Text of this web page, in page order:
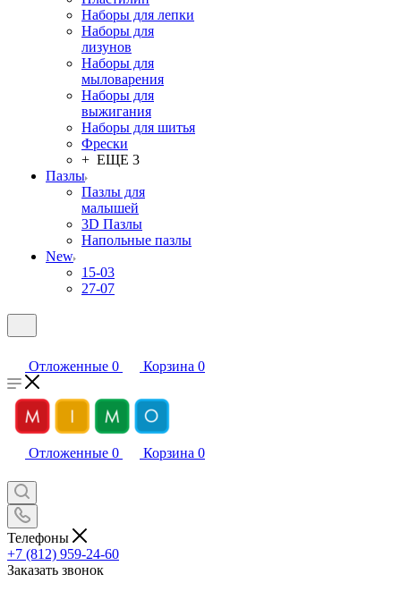
Наборы для лепки
Наборы для
лизунов
Наборы для
мыловарения
Наборы для
выжигания
Наборы для шитья
Фрески
+ ЕЩЕ 3
Пазлы
Пазлы для
малышей
3D Пазлы
Напольные пазлы
New
15-03
27-07
Отложенные 0 Корзина 0
Отложенные 0 Корзина 0
Телефоны
+7 (812) 959-24-60
Заказать звонок